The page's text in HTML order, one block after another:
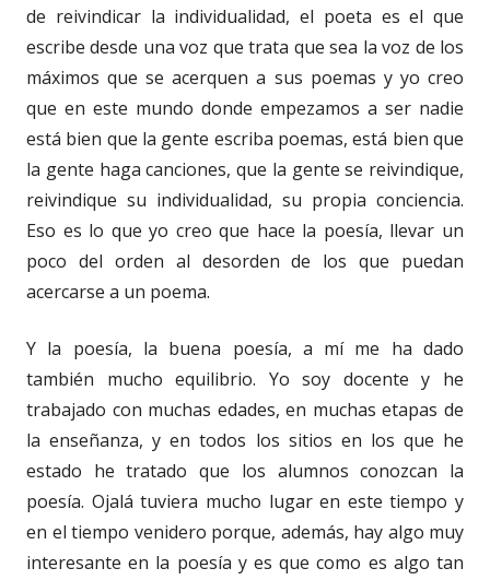
de reivindicar la individualidad, el poeta es el que
escribe desde una voz que trata que sea la voz de los
máximos que se acerquen a sus poemas y yo creo
que en este mundo donde empezamos a ser nadie
está bien que la gente escriba poemas, está bien que
la gente haga canciones, que la gente se reivindique,
reivindique su individualidad, su propia conciencia.
Eso es lo que yo creo que hace la poesía, llevar un
poco del orden al desorden de los que puedan
acercarse a un poema.
Y la poesía, la buena poesía, a mí me ha dado
también mucho equilibrio. Yo soy docente y he
trabajado con muchas edades, en muchas etapas de
la enseñanza, y en todos los sitios en los que he
estado he tratado que los alumnos conozcan la
poesía. Ojalá tuviera mucho lugar en este tiempo y
en el tiempo venidero porque, además, hay algo muy
interesante en la poesía y es que como es algo tan